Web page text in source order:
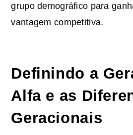
grupo demográfico para
vantagem competitiva.
Definindo a
Alfa e as
Geracionais